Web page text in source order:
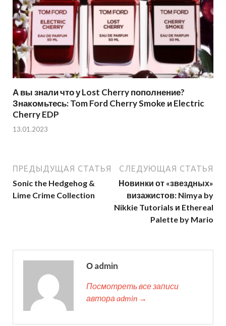
А вы знали что у Lost Cherry пополнение?
Знакомьтесь: Tom Ford Cherry Smoke и Electric
Cherry EDP
13.01.2023
ПРЕДЫДУЩАЯ СТАТЬЯ
Sonic the Hedgehog &
Lime Crime Collection
СЛЕДУЮЩАЯ СТАТЬЯ
Новинки от «звездных»
визажистов: Nimya by
Nikkie Tutorials и Ethereal
Palette by Mario
О admin
Посмотреть все записи
автора admin →